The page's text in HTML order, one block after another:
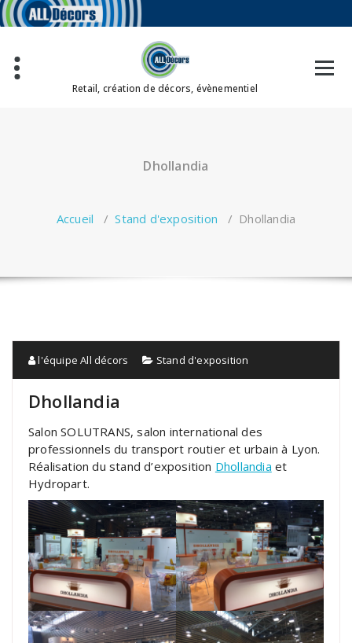
Aller
au
Retail, création de décors, évènementiel
Dhollandia
Accueil /Stand d'exposition / Dhollandia
l'équipe All décors Stand d'exposition
Dhollandia
Salon SOLUTRANS, salon international des
professionnels du transport routier et urbain à Lyon.
Réalisation du stand d’exposition Dhollandia et
Hydropart.